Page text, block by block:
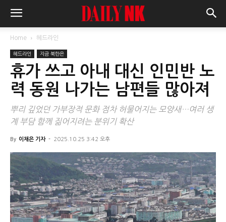
Home 헤드라인
헤드라인 지금 북한은
휴가 쓰고 아내 대신 인민반 노
력 동원 나가는 남편들 많아져
뿌리 깊었던 가부장적 문화 점차 허물어지는 모양새…여러 생
계 부담 함께 짊어지려는 분위기 확산
By 이채은 기자 - 2025.10.25 3:42 오후